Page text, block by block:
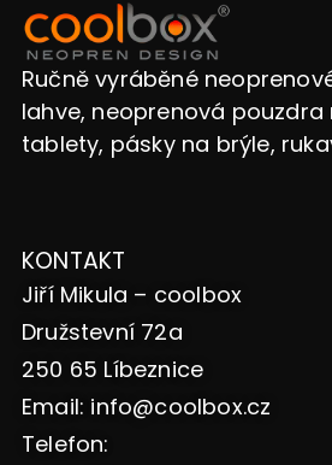
Ručně vyráběné
lahve, neoprenová pouzdra
tablety, pásky na brýle,
KONTAKT
Jiří Mikula – coolbox
Družstevní 72a
250 65 Líbeznice
Email: info@coolbox.cz
Telefon: